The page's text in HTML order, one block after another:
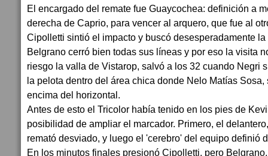
El encargado del remate fue Guaycochea: definición a
derecha de Caprio, para vencer al arquero, que fue al
Cipolletti sintió el impacto y buscó desesperadamente
Belgrano cerró bien todas sus líneas y por eso la visita
riesgo la valla de Vistarop, salvó a los 32 cuando Negri
la pelota dentro del área chica donde Nelo Matías Sosa,
encima del horizontal.
Antes de esto el Tricolor había tenido en los pies de
posibilidad de ampliar el marcador. Primero, el
remató desviado, y luego el 'cerebro' del equipo definió
En los minutos finales presionó Cipolletti, pero